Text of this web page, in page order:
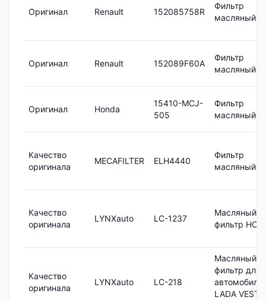
Оригинал Renault 152085758R
Фильтр
масляный
Оригинал Renault 152089F60A
Фильтр
масляный
Оригинал Honda
15410-MCJ-
505
Фильтр
масляный
Качество
оригинала
MECAFILTER ELH4440
Фильтр
масляный
Качество
оригинала
LYNXauto LC-1237
Масляный
фильтр HCV
Качество
оригинала
LYNXauto LC-218
Масляный
фильтр для
LADA VESTA